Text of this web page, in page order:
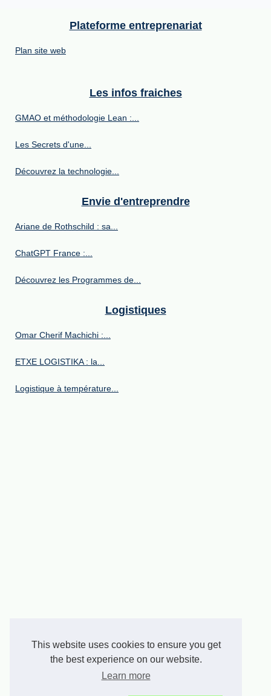
This website uses cookies to ensure you get
the best experience on our website.
Learn more
Plateforme entreprenariat
Plan site web
Les infos fraiches
GMAO et méthodologie Lean :...
Les Secrets d'une...
Découvrez la technologie...
Envie d'entreprendre
Ariane de Rothschild : sa...
ChatGPT France :...
Découvrez les Programmes de...
Logistiques
Omar Cherif Machichi :...
ETXE LOGISTIKA : la...
Logistique à température...